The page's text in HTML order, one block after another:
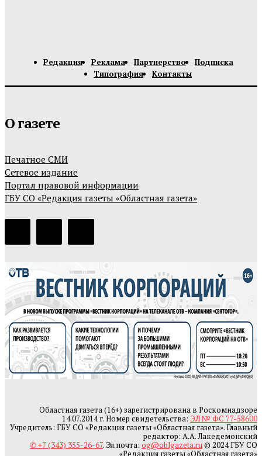
Редакция Реклама Партнерство
Подписка
Типография
Контакты
О газете
Печатное СМИ
Сетевое издание
Портал правовой информации
ГБУ СО «Редакция газеты «Областная газета»
Областная газета (16+) зарегистрирована в Роскомнадзоре
14.07.2014 г. Номер свидетельства: ЭЛ № ФС 77-58600
Учредитель: ГБУ СО «Редакция газеты «Областная газета». Главный
редактор: А.А. Лакедемонский
✆ +7 (343) 355-26-67. Эл.почта: og@oblgazeta.ru© 2024 ГБУ СО
«Редакция газеты «Областная газета»